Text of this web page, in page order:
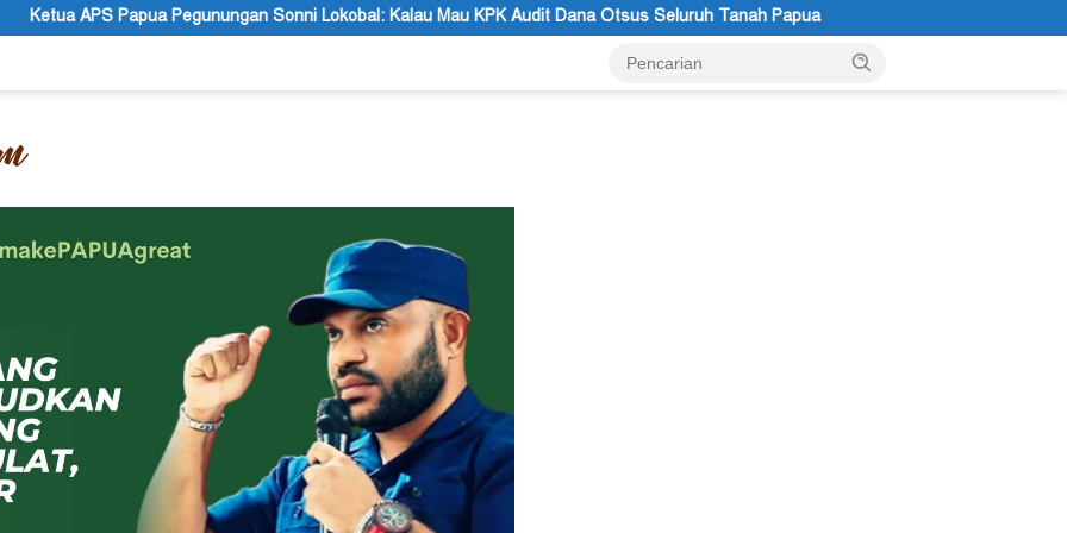
Sonni Lokobal: Kalau Mau KPK Audit Dana Otsus Seluruh Tanah Papua STT GIDI Papua Apresiasi Setahun